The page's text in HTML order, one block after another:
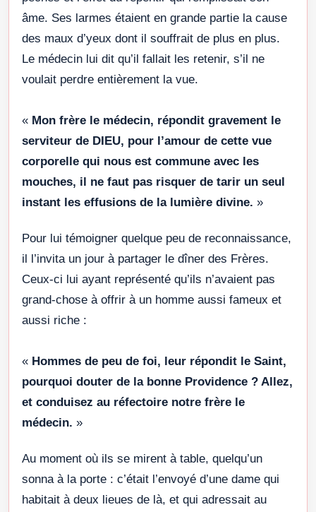
âme. Ses larmes étaient en grande partie la cause
des maux d’yeux dont il souffrait de plus en plus.
Le médecin lui dit qu’il fallait les retenir, s’il ne
voulait perdre entièrement la vue.
« Mon frère le médecin, répondit gravement le
serviteur de DIEU, pour l’amour de cette vue
corporelle qui nous est commune avec les
mouches, il ne faut pas risquer de tarir un seul
instant les effusions de la lumière divine. »
Pour lui témoigner quelque peu de reconnaissance,
il l’invita un jour à partager le dîner des Frères.
Ceux-ci lui ayant représenté qu’ils n’avaient pas
grand-chose à offrir à un homme aussi fameux et
aussi riche :
« Hommes de peu de foi, leur répondit le Saint,
pourquoi douter de la bonne Providence ? Allez,
et conduisez au réfectoire notre frère le
médecin. »
Au moment où ils se mirent à table, quelqu’un
sonna à la porte : c’était l’envoyé d’une dame qui
habitait à deux lieues de là, et qui adressait au